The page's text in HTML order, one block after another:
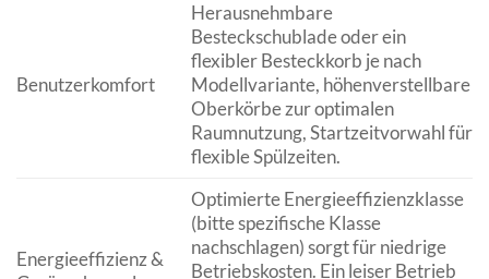
Benutzerkomfort
Herausnehmbare
Besteckschublade oder ein
flexibler Besteckkorb je nach
Modellvariante, höhenverstellbare
Oberkörbe zur optimalen
Raumnutzung, Startzeitvorwahl für
flexible Spülzeiten.
Energieeffizienz &
Optimierte Energieeffizienzklasse
(bitte spezifische Klasse
nachschlagen) sorgt für niedrige
Betriebskosten. Ein leiser Betrieb